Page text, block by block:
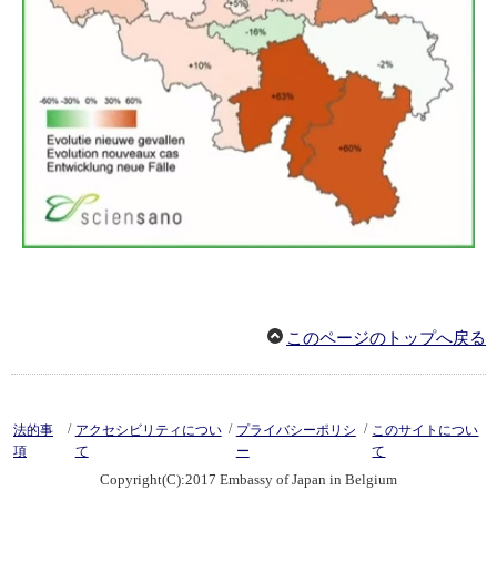
このページのトップへ戻る
法的事
項
/ アクセシビリティについ
て
/ プライバシーポリシ
ー
/ このサイトについ
て
Copyright(C):2017 Embassy of Japan in Belgium